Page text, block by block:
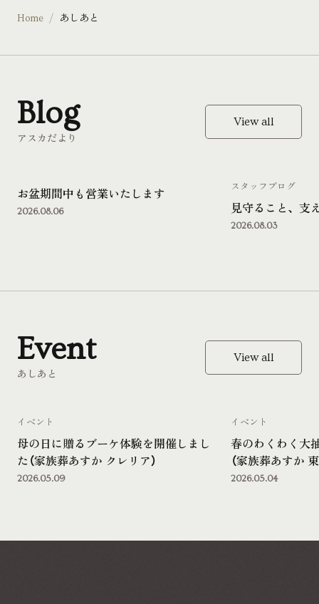
Home あしあと
アスカだより
Blog View all
お盆期間中も営業いたします
2026.08.06 見守ること、支
スタッフブログ
2026.08.03
あしあと
Event View all
母の日に贈るブーケ体験を開催しまし
た（家族葬あすか クレリア）
イベント
2026.05.09
春のわくわく大
（家族葬あすか
イベント
2026.05.04